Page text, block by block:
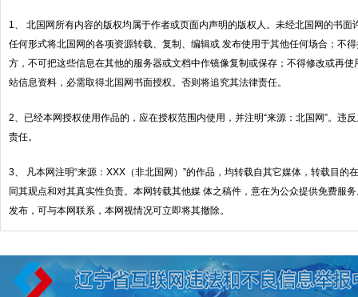
1、 北国网所有内容的版权均属于作者或页面内声明的版权人。未经北国网的书面
任何形式将北国网的各项资源转载、复制、编辑或 发布使用于其他任何场合；不
方，不可把这些信息在其他的服务器或文档中作镜像复制或保存；不得修改或再
站信息资料，必需取得北国网书面授权。否则将追究其法律责任。
2、已经本网授权使用作品的，应在授权范围内使用，并注明“来源：北国网”。违
责任。
3、 凡本网注明“来源：XXX（非北国网）”的作品，均转载自其它媒体，转载目的
同其观点和对其真实性负责。本网转载其他媒 体之稿件，意在为公众提供免费服
发布，可与本网联系，本网视情况可立即将其撤除。